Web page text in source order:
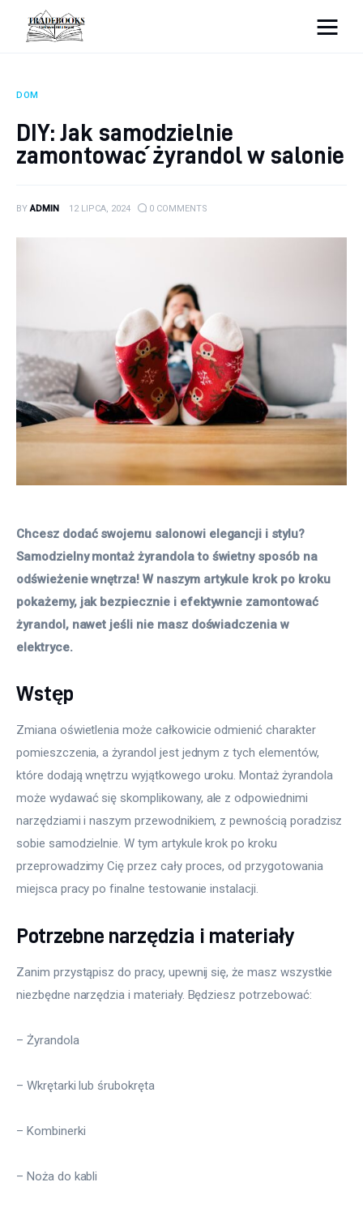
tradebooks.pl
Ciekawostki
DOM
DIY: Jak samodzielnie
zamontować żyrandol w salonie
BY ADMIN 12 LIPCA, 2024 0 COMMENTS
Chcesz dodać swojemu salonowi elegancji i stylu?
Samodzielny montaż żyrandola to świetny sposób na
odświeżenie wnętrza! W naszym artykule krok po kroku
pokażemy, jak bezpiecznie i efektywnie zamontować
żyrandol, nawet jeśli nie masz doświadczenia w
elektryce.
Wstęp
Zmiana oświetlenia może całkowicie odmienić charakter
pomieszczenia, a żyrandol jest jednym z tych elementów,
które dodają wnętrzu wyjątkowego uroku. Montaż żyrandola
może wydawać się skomplikowany, ale z odpowiednimi
narzędziami i naszym przewodnikiem, z pewnością poradzisz
sobie samodzielnie. W tym artykule krok po kroku
przeprowadzimy Cię przez cały proces, od przygotowania
miejsca pracy po finalne testowanie instalacji.
Potrzebne narzędzia i materiały
Zanim przystąpisz do pracy, upewnij się, że masz wszystkie
niezbędne narzędzia i materiały. Będziesz potrzebować:
– Żyrandola
– Wkrętarki lub śrubokręta
– Kombinerki
– Noża do kabli